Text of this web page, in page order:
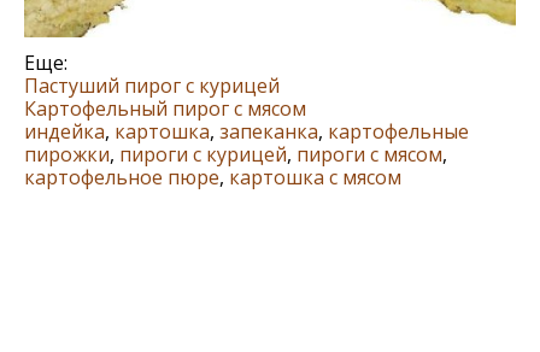
Еще:
Пастуший пирог с курицей
Картофельный пирог с мясом
индейка, картошка, запеканка, картофельные
пирожки, пироги с курицей, пироги с мясом,
картофельное пюре, картошка с мясом